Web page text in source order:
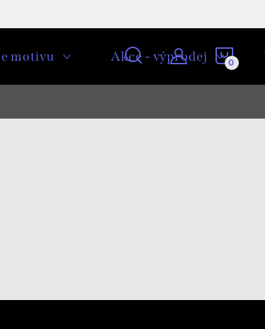
motivu Akce - výprodej